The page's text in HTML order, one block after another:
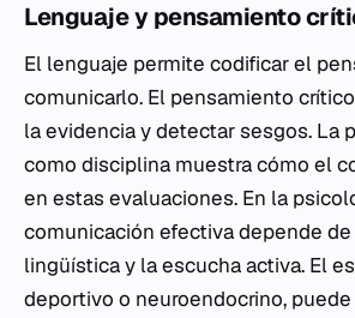
Lenguaje y pensamiento
El lenguaje permite codificar el
comunicarlo. El pensamiento
la evidencia y detectar sesgos. La
como disciplina muestra cómo el
en estas evaluaciones. En la
comunicación efectiva depende de
lingüística y la escucha activa. El
deportivo o neuroendocrino,